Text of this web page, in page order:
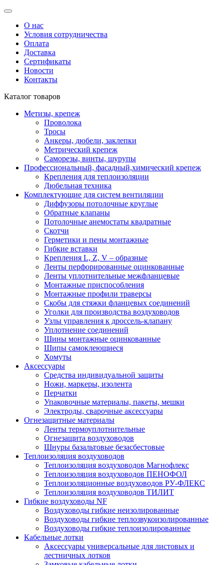
О нас
Условия сотрудничества
Оплата
Доставка
Сертификаты
Новости
Контакты
Каталог товаров
Метизы, крепеж
Проволока
Тросы
Анкеры, дюбели, заклепки
Метрический крепеж
Саморезы, винты, шурупы
Профессиональный, фасадный,химический крепеж
Крепления для теплоизоляции
Дюбельная техника
Комплектующие для систем вентиляции
Диффузоры потолочные круглые
Обратные клапаны
Потолочные анемостаты квадратные
Скотчи
Герметики и пены монтажные
Гибкие вставки
Крепления L, Z, V – образные
Ленты перфорированные оцинкованные
Ленты уплотнительные межфланцевые
Монтажные приспособления
Монтажные профили траверсы
Скобы для стяжки фланцевых соединений
Уголки для производства воздуховодов
Узлы управления к дроссель-клапану
Уплотнение соединений
Шины монтажные оцинкованные
Шипы самоклеющиеся
Хомуты
Аксессуары
Средства индивидуальной защиты
Ножи, маркеры, изолента
Перчатки
Упаковочные материалы, пакеты, мешки
Электроды, сварочные аксессуары
Огнезащитные материалы
Ленты термоуплотнительные
Огнезащита воздуховодов
Шнуры базальтовые безасбестовые
Теплоизоляция воздуховодов
Теплоизоляция воздуховодов Магнофлекс
Теплоизоляция воздуховодов ПЕНОФОЛ
Теплоизоляционные воздуховодов РУ-ФЛЕКС
Теплоизоляция воздуховодов ТИЛИТ
Гибкие воздуховоды NF
Воздуховоды гибкие неизолированные
Воздуховоды гибкие теплозвукоизолированные
Воздуховоды гибкие теплоизолированные
Кабельные лотки
Аксессуары универсальные для листовых и
лестничных лотков